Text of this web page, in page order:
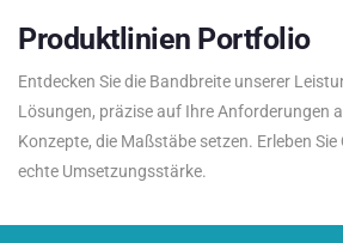
Produktlinien Portfolio
Entdecken Sie die Bandbreite unserer
Lösungen, präzise auf Ihre Anforderungen
Konzepte, die Maßstäbe setzen. Erleben
echte Umsetzungsstärke.